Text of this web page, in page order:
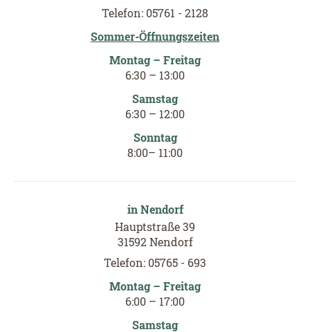
Telefon: 05761 - 2128
Sommer-Öffnungszeiten
Montag – Freitag
6:30 – 13:00
Samstag
6:30 – 12:00
Sonntag
8:00– 11:00
in Nendorf
Hauptstraße 39
31592 Nendorf
Telefon: 05765 - 693
Montag – Freitag
6:00 – 17:00
Samstag